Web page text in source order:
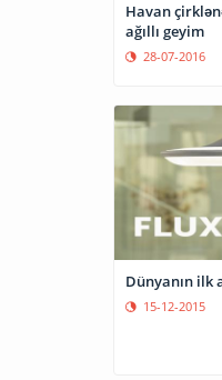
Havan
ağıllı geyim
28-07-2016
Dünyanın ilk
15-12-2015